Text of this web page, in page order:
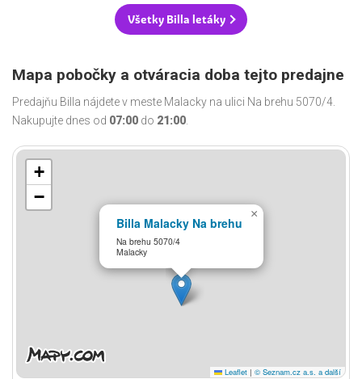
Všetky Billa letáky
Mapa pobočky a otváracia doba tejto predajne
Predajňu Billa nájdete v meste Malacky na ulici Na brehu 5070/4.
Nakupujte dnes od 07:00 do 21:00
Billa Malacky Na brehu
Na brehu 5070/4
Malacky
×
+
−
Leaflet | © Seznam.cz a.s. a další